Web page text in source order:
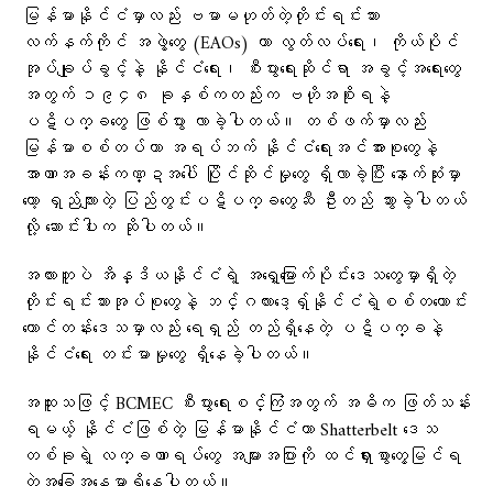
မြန်မာနိုင်ငံမှာလည်း ဗမာမဟုတ်တဲ့တိုင်းရင်းသား
လက်နက်ကိုင် အဖွဲ့တွေ (EAOs) ဟာ လွတ်လပ်ရေး၊ ကိုယ်ပိုင်
အုပ်ချုပ်ခွင့်နဲ့ နိုင်ငံရေး၊ စီးပွားရေးဆိုင်ရာ အခွင့်အရေးတွေ
အတွက် ၁၉၄၈ ခုနှစ်ကတည်းက ဗဟိုအစိုးရနဲ့
ပဋိပက္ခတွေ ဖြစ်ပွား လာခဲ့ပါတယ်။ တစ်ဖက်မှာလည်း
မြန်မာစစ်တပ်ဟာ အရပ်ဘက် နိုင်ငံရေးအင်အားစုတွေနဲ့
အာဏာအခန်းကဏ္ဍအပေါ် ပြိုင်ဆိုင်မှုတွေ ရှိလာခဲ့ပြီး နောက်ဆုံးမှာ
တော့ ရှည်လျားတဲ့ ပြည်တွင်းပဋိပက္ခတွေဆီ ဦးတည် သွားခဲ့ပါတယ်
လို့ ဆောင်းပါးက ဆိုပါတယ်။
အလားတူပဲ အိန္ဒိယနိုင်ငံရဲ့ အရှေ့မြောက်ပိုင်းဒေသတွေမှာရှိတဲ့
တိုင်းရင်းသားအုပ်စုတွေနဲ့ ဘင်္ဂလားဒေ့ရှ်နိုင်ငံရဲ့စစ်တကောင်း
တောင်တန်းဒေသမှာလည်း ရေရှည် တည်ရှိနေတဲ့ ပဋိပက္ခနဲ့
နိုင်ငံရေး တင်းမာမှုတွေ ရှိနေခဲ့ပါတယ်။
အထူးသဖြင့် BCMEC စီးပွားရေးစင်္ကြံအတွက် အဓိက ဖြတ်သန်း
ရမယ့် နိုင်ငံဖြစ်တဲ့ မြန်မာနိုင်ငံဟာ Shatterbelt ဒေသ
တစ်ခုရဲ့ လက္ခဏာရပ်တွေ အများအပြားကို ထင်ရှားစွာတွေ့မြင်ရ